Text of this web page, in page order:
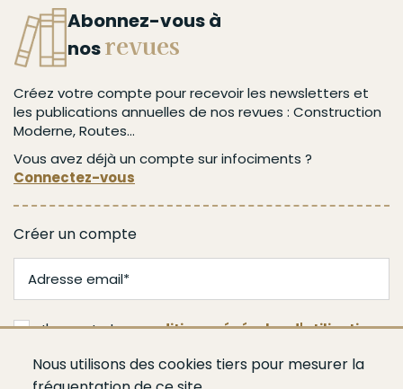
Nous utilisons des cookies tiers pour mesurer la
Abonnez-vous à
nosrevues
Créez votre compte pour recevoir les newsletters et
les publications annuelles de nos revues : Construction
Moderne, Routes...
Vous avez déjà un compte sur infociments ?
Connectez-vous
Créer un compte
J'accepte lesconditions générales d'utilisation
Je m'abonne